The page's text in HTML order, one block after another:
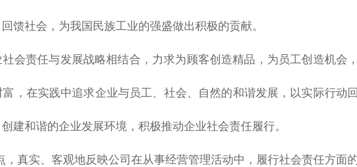
馈社会，为我国民族工业的强盛做出积极的贡献。
会责任与发展战略相结合，力求为顾客创造精品，为员工创造机会
，在实践中追求企业与员工、社会、自然的和谐发展，以实际行动
建和谐的企业发展环境，积极推动企业社会责任履行。
真实、客观地反映公司在从事经营管理活动中，履行社会责任方面